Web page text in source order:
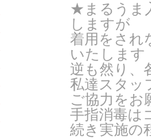
★ まるうま
しますが
着用をされ
いたします
逆も然り、
私達スタッ
ご協力をお
手指消毒は
続き実施の